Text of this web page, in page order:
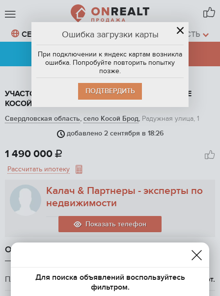
СЕЛО КОСОЙ БРОД,СВЕРДЛОВСКАЯ ОБЛАСТЬ
АРЕНДА
ПРОДАЖА
УЧАСТОК ПОД ИЖС, 8 СОТ. НА ПРОДАЖУ В СЕЛЕ
КОСОЙ БРОД, РАДУЖНАЯ УЛИЦА, 1
Свердловская область, село Косой Брод, Радужная улица, 1
добавлено 2 сентября в 18:26
1/ 10
1 490 000 
Рассчитать ипотеку
Калач & Партнеры - эксперты по
недвижимости
Показать телефон
ОБЩАЯ ИНФОРМАЦИЯ
Площадь участка 8 сот.
Ошибка загрузки карты
При подключении к яндекс картам возникла
ошибка. Попробуйте повторить попытку
позже.
ПОДТВЕРДИТЬ
Для поиска объявлений воспользуйтесь
фильтром.